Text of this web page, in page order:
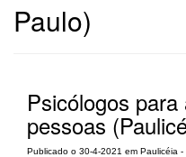
Paulo)
Psicólogos
pessoas
Publicado o 30-4-2021 em Paulicéia